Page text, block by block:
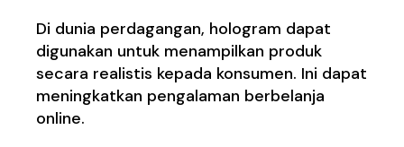
Di dunia perdagangan, hologram dapat
digunakan untuk menampilkan produk
secara realistis kepada konsumen. Ini dapat
meningkatkan pengalaman berbelanja
online.